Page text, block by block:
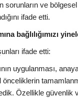
sorunların ve
ifade etti.
bağlılığımızı
ifade etti:
uygulanması,
Özellikle güvenlik